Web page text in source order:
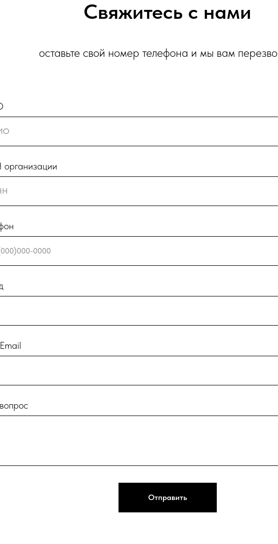
Свяжитесь с нами
оставьте свой номер телефона и мы вам
Отправить